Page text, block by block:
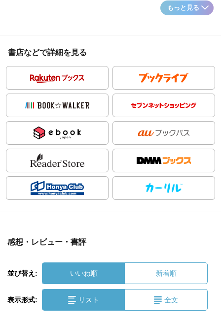
もっと見る
書店などで詳細を見る
感想・レビュー・書評
並び替え: いいね順 新着順
表示形式: リスト 全文